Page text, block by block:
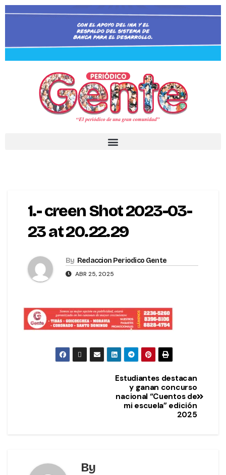
1.- creen Shot 2023-03-
23 at 20.22.29
By Redaccion Periodico Gente
ABR 25, 2025
Estudiantes destacan
y ganan concurso
nacional “Cuentos de
mi escuela” edición
2025
By